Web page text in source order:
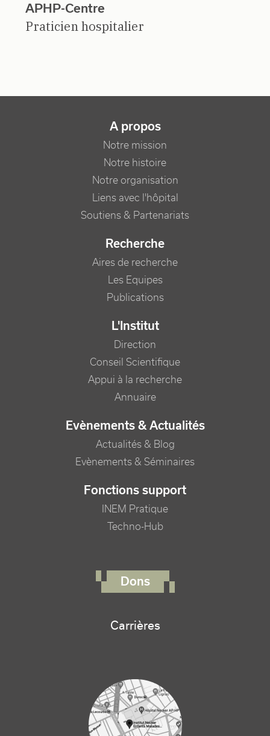
APHP-Centre
Praticien hospitalier
NAVIGATION PRINCIPALE
A propos
Notre mission
Notre histoire
Notre organisation
Liens avec l'hôpital
Soutiens & Partenariats
Recherche
Aires de recherche
Les Equipes
Publications
L'Institut
Direction
Conseil Scientifique
Appui à la recherche
Annuaire
Evènements & Actualités
Actualités & Blog
Evènements & Séminaires
Fonctions support
INEM Pratique
Techno-Hub
Dons
Carrières